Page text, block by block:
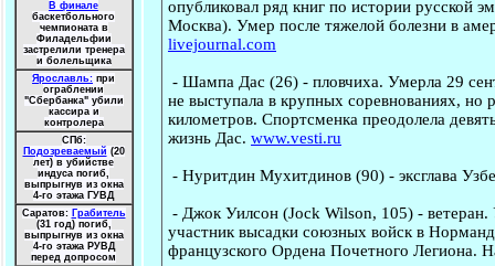
В финале
баскетбольного
чемпионата в
Филадельфии
застрелили тренера
и болельщика
Ярославль: при
ограблении
"Сбербанка" убили
кассира и
контролера
СПб:
Подозреваемый (20
лет) в убийстве
индуса погиб,
выпрыгнув из окна
4-го этажа ГУВД
Саратов: Грабитель
(31 год) погиб,
выпрыгнув из окна
4-го этажа РУВД
перед допросом
опубликовал ряд книг по истории русской
Москва). Умер после тяжелой болезни в
livejournal.com
-Шампа Дас (26) - пловчиха. Умерла 29
не выступала в крупных соревнованиях, но
километров. Спортсменка преодолела
жизнь Дас.www.vesti.ru
-Нуритдин Мухитдинов (90) - эксглава
- Джок Уилсон (Jock Wilson, 105) -
участник высадки союзных войск в
французского Ордена Почетного Легиона.